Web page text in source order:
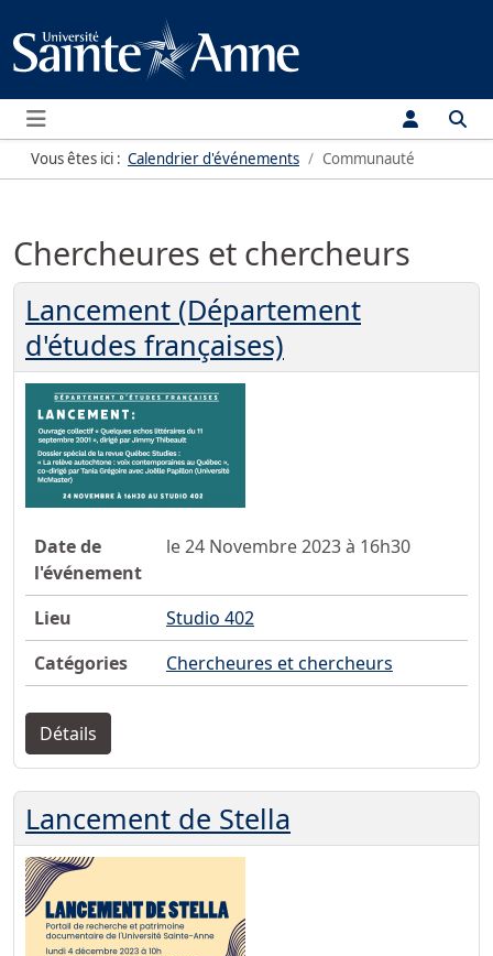
Menu
Vous êtes ici : Calendrier d'événements Communauté
Chercheures et chercheurs
Lancement (Département
d'études françaises)
Date de
l'événement
le 24 Novembre 2023 à 16h30
Lieu
Studio 402
Catégories
Chercheures et chercheurs
Détails
Lancement de Stella